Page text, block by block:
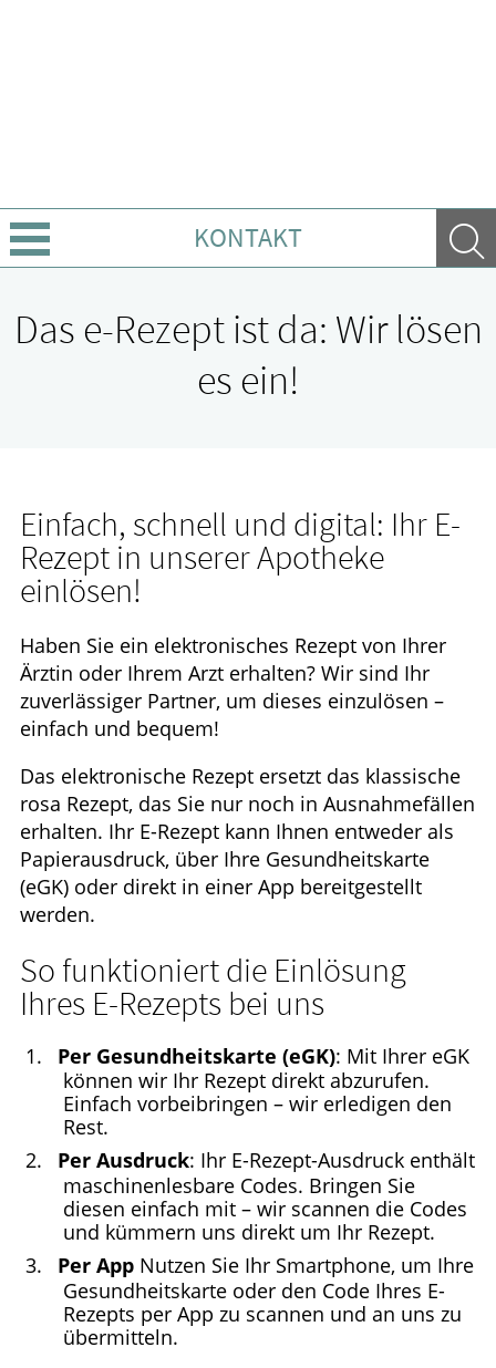
KONTAKT
Krankheiten & Therapie
HOMÖOPATHIE
ELTERN UND KIND
Das e-Rezept ist da: Wir lösen
es ein!
Einfach, schnell und digital: Ihr E-
Rezept in unserer Apotheke
einlösen!
Haben Sie ein elektronisches Rezept von Ihrer
Ärztin oder Ihrem Arzt erhalten? Wir sind Ihr
zuverlässiger Partner, um dieses einzulösen –
einfach und bequem!
Das elektronische Rezept ersetzt das klassische
rosa Rezept, das Sie nur noch in Ausnahmefällen
erhalten. Ihr E-Rezept kann Ihnen entweder als
Papierausdruck, über Ihre Gesundheitskarte
(eGK) oder direkt in einer App bereitgestellt
werden.
So funktioniert die Einlösung
Ihres E-Rezepts bei uns
Per Gesundheitskarte (eGK): Mit Ihrer eGK
können wir Ihr Rezept direkt abzurufen.
Einfach vorbeibringen – wir erledigen den
Rest.
Per Ausdruck: Ihr E-Rezept-Ausdruck enthält
maschinenlesbare Codes. Bringen Sie
diesen einfach mit – wir scannen die Codes
und kümmern uns direkt um Ihr Rezept.
Per App Nutzen Sie Ihr Smartphone, um Ihre
Gesundheitskarte oder den Code Ihres E-
Rezepts per App zu scannen und an uns zu
übermitteln.